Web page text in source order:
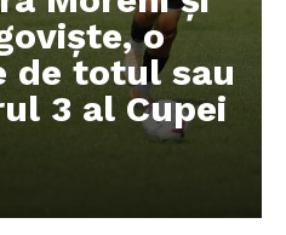
o
de totul sau
3 al Cupei